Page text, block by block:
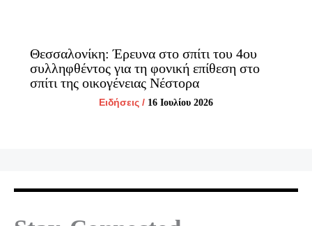
Θεσσαλονίκη: Έρευνα στο σπίτι του 4ου
συλληφθέντος για τη φονική επίθεση στο
σπίτι της οικογένειας Νέστορα
Ειδήσεις / 16 Ιουλίου 2026